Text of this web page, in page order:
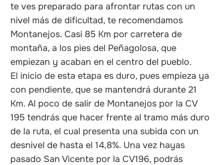
te ves preparado para afrontar rutas con un
nivel más de dificultad, te recomendamos
Montanejos. Casi 85 Km por carretera de
montaña, a los pies del Peñagolosa, que
empiezan y acaban en el centro del pueblo.
El inicio de esta etapa es duro, pues empieza ya
con pendiente, que se mantendrá durante 21
Km. Al poco de salir de Montanejos por la CV
195 tendrás que hacer frente al tramo más duro
de la ruta, el cual presenta una subida con un
desnivel de hasta el 14,8%. Una vez hayas
pasado San Vicente por la CV196, podrás